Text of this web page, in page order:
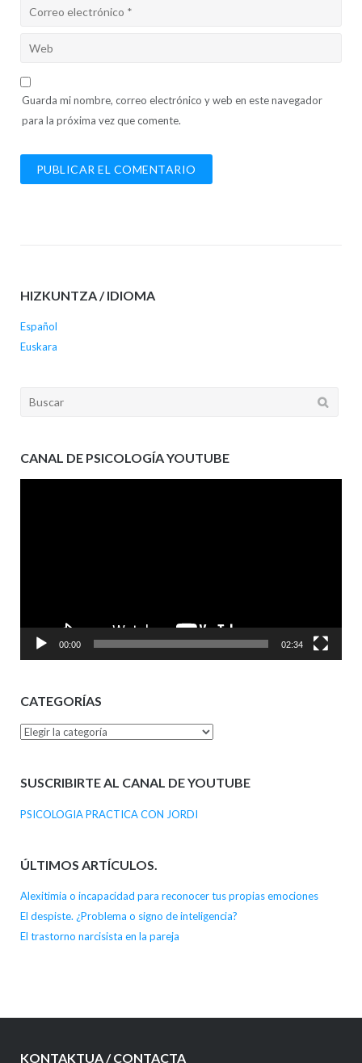
Guarda mi nombre, correo electrónico y web en este navegador
para la próxima vez que comente.
HIZKUNTZA / IDIOMA
Español
Euskara
Buscar:
CANAL DE PSICOLOGÍA YOUTUBE
00:00 02:34
CATEGORÍAS
Categorías
SUSCRIBIRTE AL CANAL DE YOUTUBE
PSICOLOGIA PRACTICA CON JORDI
ÚLTIMOS ARTÍCULOS.
Alexitimia o incapacidad para reconocer tus propias emociones
El despiste. ¿Problema o signo de inteligencia?
El trastorno narcisista en la pareja
KONTAKTUA / CONTACTA